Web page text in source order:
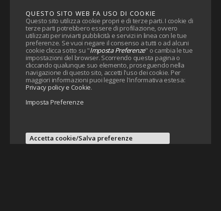
QUESTO SITO WEB FA USO DI COOKIE
Questo sito utilizza cookie propri e di terze parti. I cookie di
terze parti potrebbero essere di profilazione, ovvero
utilizzati per inviarti pubblicità e servizi in linea con le tue
preferenze. Se vuoi negare il consenso a tutti o ad alcuni
cookie clicca sotto su "Imposta Preferenze" o cambia le tue
impostazioni del browser. Scorrendo questa pagina o
cliccando qualunque suo elemento, proseguendo nella
navigazione di questo sito, accetti l'uso dei cookie. Per
maggiori informazioni puoi leggere l'informativa estesa:
Privacy policy e Cookie.
Imposta Preferenze
Accetta cookie/Salva preferenze